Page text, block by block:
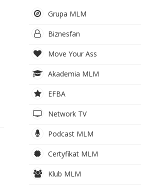
Grupa MLM
Biznesfan
Move Your Ass
Akademia MLM
EFBA
Network TV
Podcast MLM
Certyfikat MLM
Klub MLM